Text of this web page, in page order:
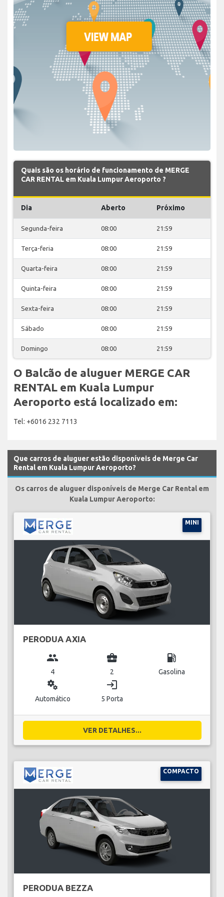
Quais são os horário de funcionamento de MERGE
CAR RENTAL em Kuala Lumpur Aeroporto ?
Dia Aberto Próximo
Segunda-feira 08:00 21:59
Terça-feria 08:00 21:59
Quarta-feira 08:00 21:59
Quinta-feira 08:00 21:59
Sexta-feira 08:00 21:59
Sábado 08:00 21:59
Domingo 08:00 21:59
O Balcão de aluguer MERGE CAR
RENTAL em Kuala Lumpur
Aeroporto está localizado em:
Tel: +6016 232 7113
Que carros de aluguer estão disponíveis de Merge Car
Rental em Kuala Lumpur Aeroporto?
Os carros de aluguer disponíveis de Merge Car Rental em
Kuala Lumpur Aeroporto:
MINI
PERODUA AXIA
group
4
business_center
2
local_gas_station
Gasolina
miscellaneous_services
Automático
login
5 Porta
VER DETALHES...
COMPACTO
PERODUA BEZZA